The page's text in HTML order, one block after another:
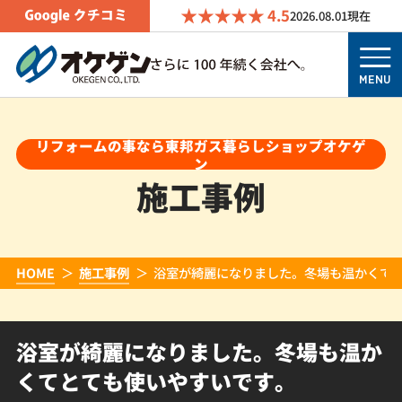
4.52026.08.01現在
MENU
リフォームの事なら東邦ガス暮らしショップオケゲ
ン
施工事例
HOME 施工事例 浴室が綺麗になりました。冬場も温かくて
浴室が綺麗になりました。冬場も温か
くてとても使いやすいです。